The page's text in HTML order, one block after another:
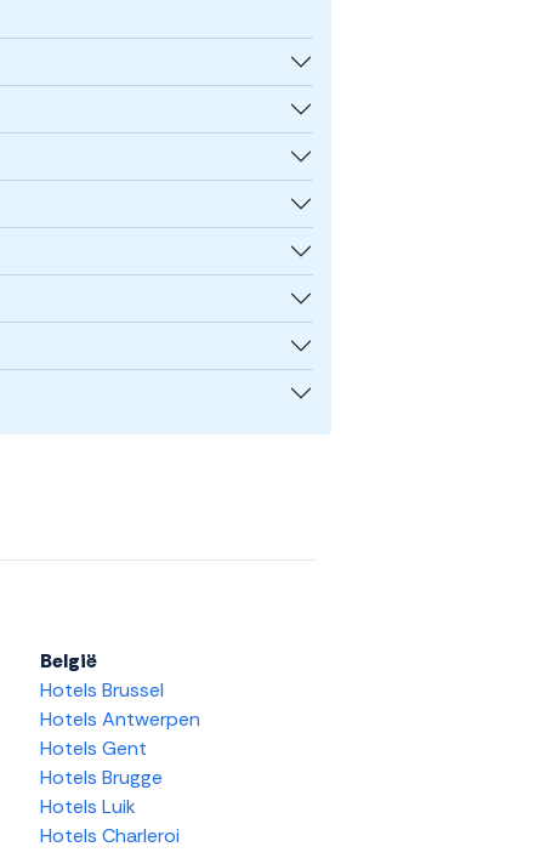
België
Hotels Brussel
Hotels Antwerpen
Hotels Gent
Hotels Brugge
Hotels Luik
Hotels Charleroi